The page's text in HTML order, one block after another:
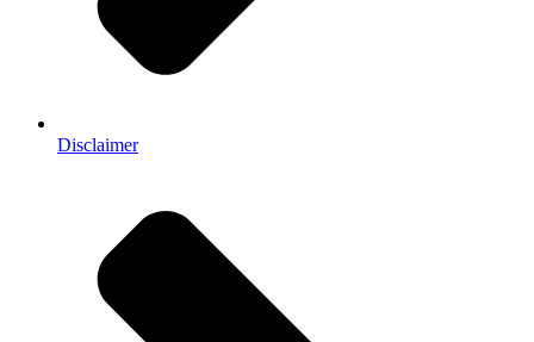
Disclaimer